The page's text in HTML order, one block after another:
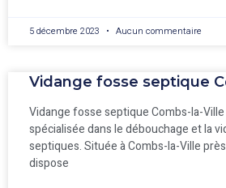
5 décembre 2023 Aucun commentaire
Vidange fosse septique
Vidange fosse septique Combs-la-
spécialisée dans le débouchage et la
septiques. Située à Combs-la-Ville
dispose